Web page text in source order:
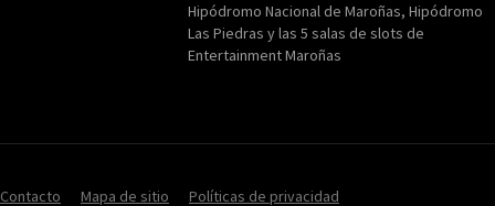
Hipódromo Nacional de Maroñas, Hipódromo
Las Piedras y las 5 salas de slots de
Entertainment Maroñas
Contacto Mapa de sitio Políticas de privacidad